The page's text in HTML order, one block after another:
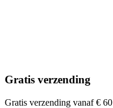
Gratis verzending
Gratis verzending vanaf € 60